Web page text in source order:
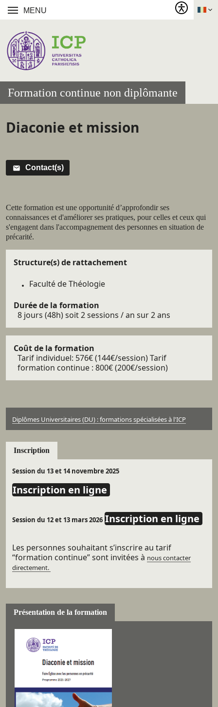
MENU
Formation continue non diplômante
Diaconie et mission
Call to
Contact(s)
Résumé
Cette formation est une opportunité d’approfondir ses
connaissances et d'améliorer ses pratiques, pour celles et ceux qui
s'engagent dans l'accompagnement des personnes en situation de
précarité.
Structure(s) de rattachement
Faculté de Théologie
Durée de la formation
8 jours (48h) soit 2 sessions / an sur 2 ans
Coût de la formation
Tarif individuel: 576€ (144€/session) Tarif
formation continue : 800€ (200€/session)
Diplômes Universitaires (DU) : formations spécialisées à l'ICP
Inscription
Session du 13 et 14 novembre 2025
Inscription en ligne
Session du 12 et 13 mars 2026 Inscription en ligne
Les personnes souhaitant s’inscrire au tarif
“formation continue” sont invitées à nous contacter
directement.
Présentation de la formation